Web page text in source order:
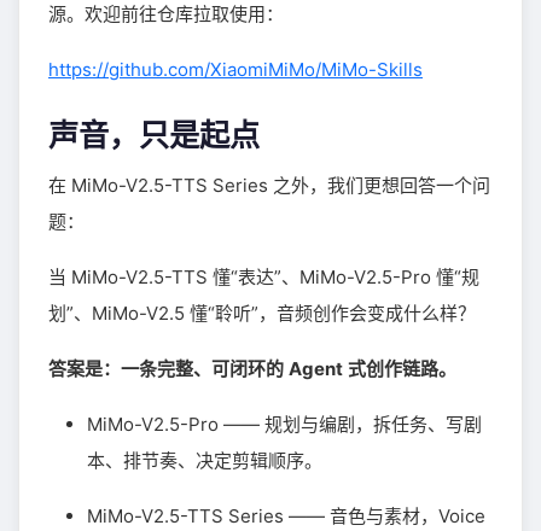
源。欢迎前往仓库拉取使用：
https://github.com/XiaomiMiMo/MiMo-Skills
声音，只是起点
在 MiMo-V2.5-TTS Series 之外，我们更想回答一个问
题：
当 MiMo-V2.5-TTS 懂“表达”、MiMo-V2.5-Pro 懂“规
划”、MiMo-V2.5 懂“聆听”，音频创作会变成什么样？
答案是：一条完整、可闭环的 Agent 式创作链路。
MiMo-V2.5-Pro —— 规划与编剧，拆任务、写剧
本、排节奏、决定剪辑顺序。
MiMo-V2.5-TTS Series —— 音色与素材，Voice